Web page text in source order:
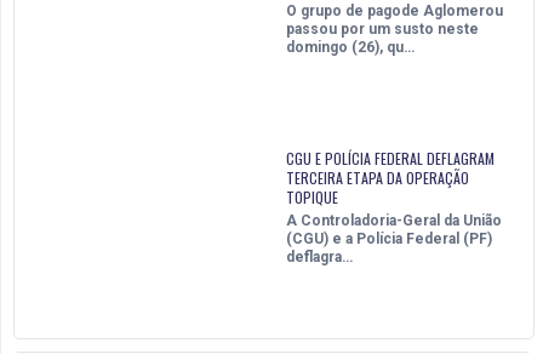
O grupo de pagode Aglomerou
passou por um susto neste
domingo (26), qu…
CGU E POLÍCIA FEDERAL DEFLAGRAM
TERCEIRA ETAPA DA OPERAÇÃO
TOPIQUE
A Controladoria-Geral da União
(CGU) e a Polícia Federal (PF)
deflagra…